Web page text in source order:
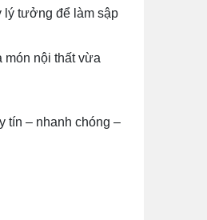
lý tưởng để làm sập
món nội thất vừa
tín – nhanh chóng –